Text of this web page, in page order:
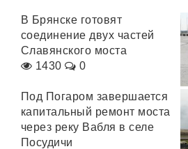
В Брянске готовят
соединение двух частей
Славянского моста
1430
0
Под Погаром завершается
капитальный ремонт моста
через реку Вабля в селе
Посудичи